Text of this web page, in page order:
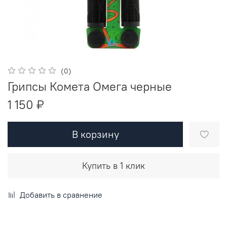
(0)
Грипсы Комета Омега черные
1 150 ₽
В корзину
Купить в 1 клик
Добавить в сравнение